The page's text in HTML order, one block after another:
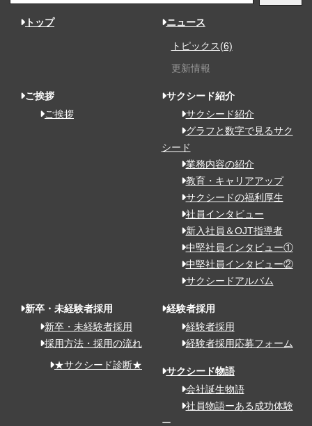
トップ ニュース
トピックス(6)
更新情報
ご挨拶
ご挨拶
サクシード紹介
サクシード紹介
グラフと数字で見るサク
シード
業務内容の紹介
教育・キャリアアップ
サクシードの福利厚生
社員インタビュー
新入社員＆OJT指導者
中堅社員インタビュー①
中堅社員インタビュー②
サクシードアルバム
新卒・未経験者採用
新卒・未経験者採用
採用方法・採用の流れ
★サクシード診断★
経験者採用
経験者採用
経験者採用応募フォーム
サクシード物語
会社誕生物語
社員物語ーある成功体験
ー